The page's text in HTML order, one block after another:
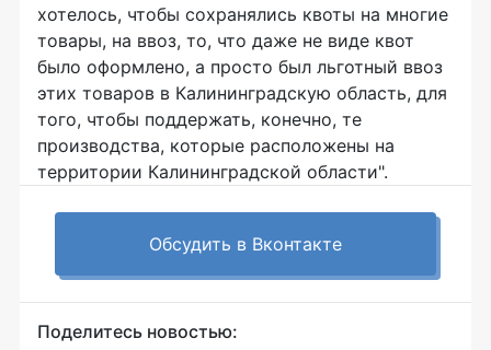
хотелось, чтобы сохранялись квоты на многие
товары, на ввоз, то, что даже не виде квот
было оформлено, а просто был льготный ввоз
этих товаров в Калининградскую область, для
того, чтобы поддержать, конечно, те
производства, которые расположены на
территории Калининградской области".
Обсудить в Вконтакте
Поделитесь новостью: